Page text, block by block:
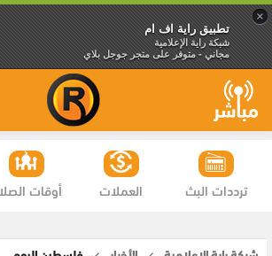
×
تطبيق راية اف ام
شبكة راية الإعلامية
مجاني - متوفر على متجر جوجل بلاي
أوقات العملات ترددات البث